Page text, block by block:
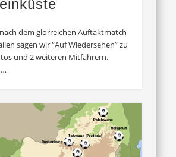
dem glorreichen Auftaktmatch
sagen wir “Auf Wiedersehen” zu
und 2 weiteren Mitfahrern.